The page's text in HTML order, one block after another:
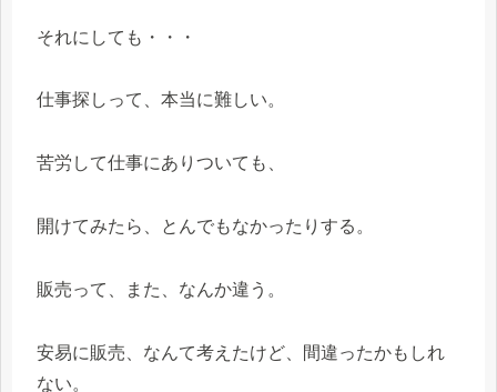
それにしても・・・
仕事探しって、本当に難しい。
苦労して仕事にありついても、
開けてみたら、とんでもなかったりする。
販売って、また、なんか違う。
安易に販売、なんて考えたけど、間違ったかもしれ
ない。